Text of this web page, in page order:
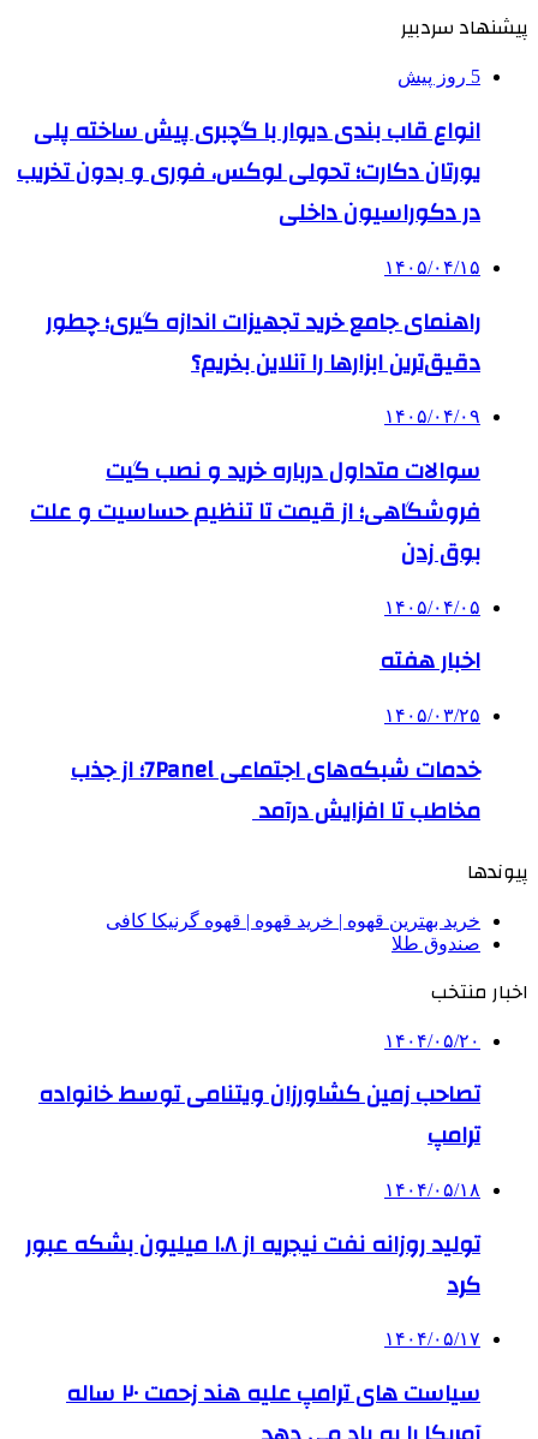
پیشنهاد سردبیر
5 روز پیش
انواع قاب بندی دیوار با گچبری پیش ساخته پلی
یورتان دکارت؛ تحولی لوکس، فوری و بدون تخریب
در دکوراسیون داخلی
۱۴۰۵/۰۴/۱۵
راهنمای جامع خرید تجهیزات اندازه گیری؛ چطور
دقیق‌ترین ابزارها را آنلاین بخریم؟
۱۴۰۵/۰۴/۰۹
سوالات متداول درباره خرید و نصب گیت
فروشگاهی؛ از قیمت تا تنظیم حساسیت و علت
بوق زدن
۱۴۰۵/۰۴/۰۵
اخبار هفته
۱۴۰۵/۰۳/۲۵
خدمات شبکه‌های اجتماعی 7Panel؛ از جذب
مخاطب تا افزایش درآمد
پیوندها
خرید بهترین قهوه | خرید قهوه | قهوه گرنیکا کافی
صندوق طلا
اخبار منتخب
۱۴۰۴/۰۵/۲۰
تصاحب زمین کشاورزان ویتنامی توسط خانواده
ترامپ
۱۴۰۴/۰۵/۱۸
تولید روزانه نفت نیجریه از ۱.۸ میلیون بشکه عبور
کرد
۱۴۰۴/۰۵/۱۷
سیاست های ترامپ علیه هند زحمت ۲۰ ساله